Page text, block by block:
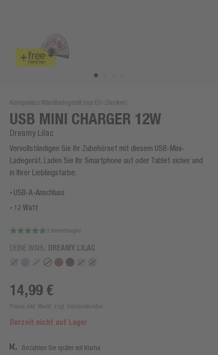
Kompaktes Wandladegerät (nur EU-Stecker)
USB MINI CHARGER 12W
Dreamy Lilac
Vervollständigen Sie Ihr Zubehörset mit diesem USB-Mini-
Ladegerät. Laden Sie Ihr Smartphone auf oder Tablet sicher und
in Ihrer Lieblingsfarbe.
USB-A-Anschluss
12 Watt
3 Bewertungen
DEINE WAHL: DREAMY LILAC
14,99 €
Preise inkl. MwSt. zzgl. Versandkosten
Derzeit nicht auf Lager
Bezahlen Sie später mit Klarna